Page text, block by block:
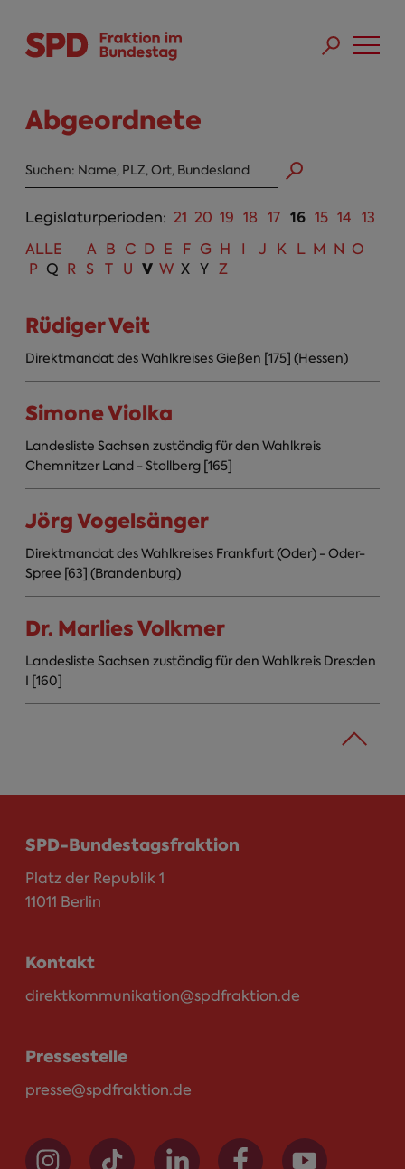
Abgeordnete
Abgeordneten Suche
Legislaturperioden: 21 20 19 18 17 16 15 14 13
ALLE
A B C D E F G H I J K L M N O
P Q R S T U V W X Y Z
Rüdiger Veit
Direktmandat des Wahlkreises Gießen [175] (Hessen)
Simone Violka
Landesliste Sachsen zuständig für den Wahlkreis
Chemnitzer Land - Stollberg [165]
Jörg Vogelsänger
Direktmandat des Wahlkreises Frankfurt (Oder) - Oder-
Spree [63] (Brandenburg)
Dr. Marlies Volkmer
Landesliste Sachsen zuständig für den Wahlkreis Dresden
I [160]
SPD-Bundestagsfraktion
Platz der Republik 1
11011 Berlin
Kontakt
direktkommunikation@spdfraktion.de
Pressestelle
presse@spdfraktion.de